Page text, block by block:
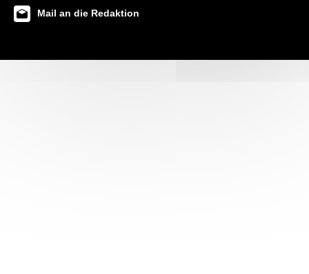
Mail an die Redaktion